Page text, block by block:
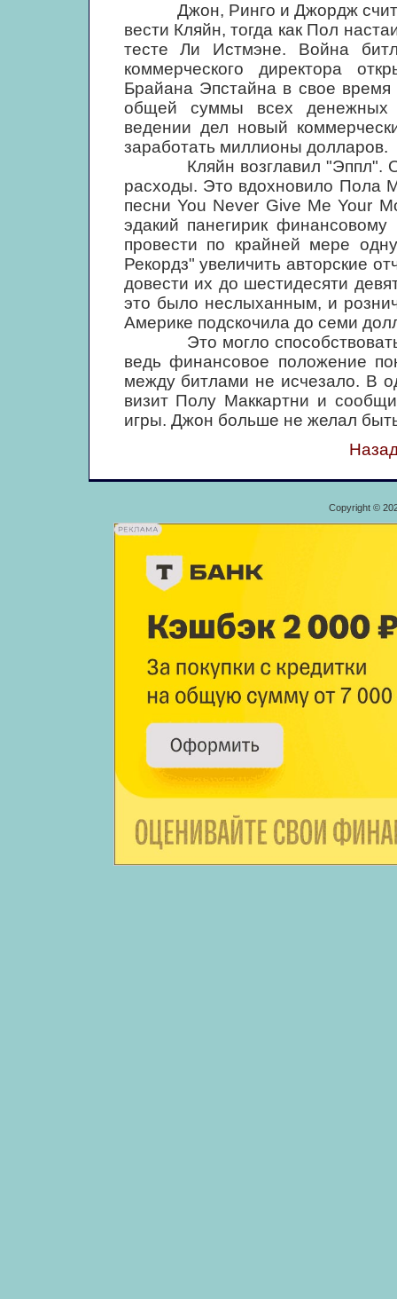
Джон, Ринго и Джордж
вести Кляйн, тогда как Пол
тесте Ли Истмэне. Война
коммерческого директора
Брайана Эпстайна в свое время
общей суммы всех денежных
ведении дел новый
заработать миллионы долларов.
Кляйн возглавил "Эппл". Он
расходы. Это вдохновило Пола
песни You Never Give Me Your
эдакий панегирик
провести по крайней мере
Рекордз" увеличить авторские
довести их до шестидесяти
это было неслыханным, и
Америке подскочила до семи
Это могло способствовать
ведь финансовое положение
между битлами не исчезало. В
визит Полу Маккартни и
игры. Джон больше не желал
Copyright ©